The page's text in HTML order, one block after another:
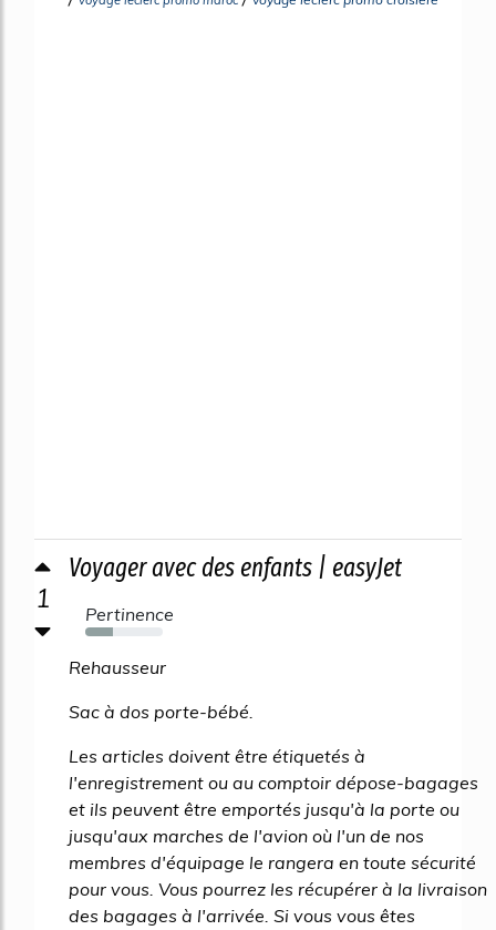
1
Voyager avec des enfants | easyJet
Pertinence
36%
Rehausseur
Sac à dos porte-bébé.
Les articles doivent être étiquetés à
l'enregistrement ou au comptoir dépose-bagages
et ils peuvent être emportés jusqu'à la porte ou
jusqu'aux marches de l'avion où l'un de nos
membres d'équipage le rangera en toute sécurité
pour vous. Vous pourrez les récupérer à la livraison
des bagages à l'arrivée. Si vous vous êtes